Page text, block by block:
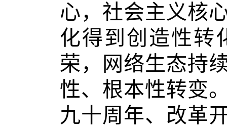
心，社会主义核
化得到创造性转
荣，网络生态持
性、根本性转变
九十周年、改革